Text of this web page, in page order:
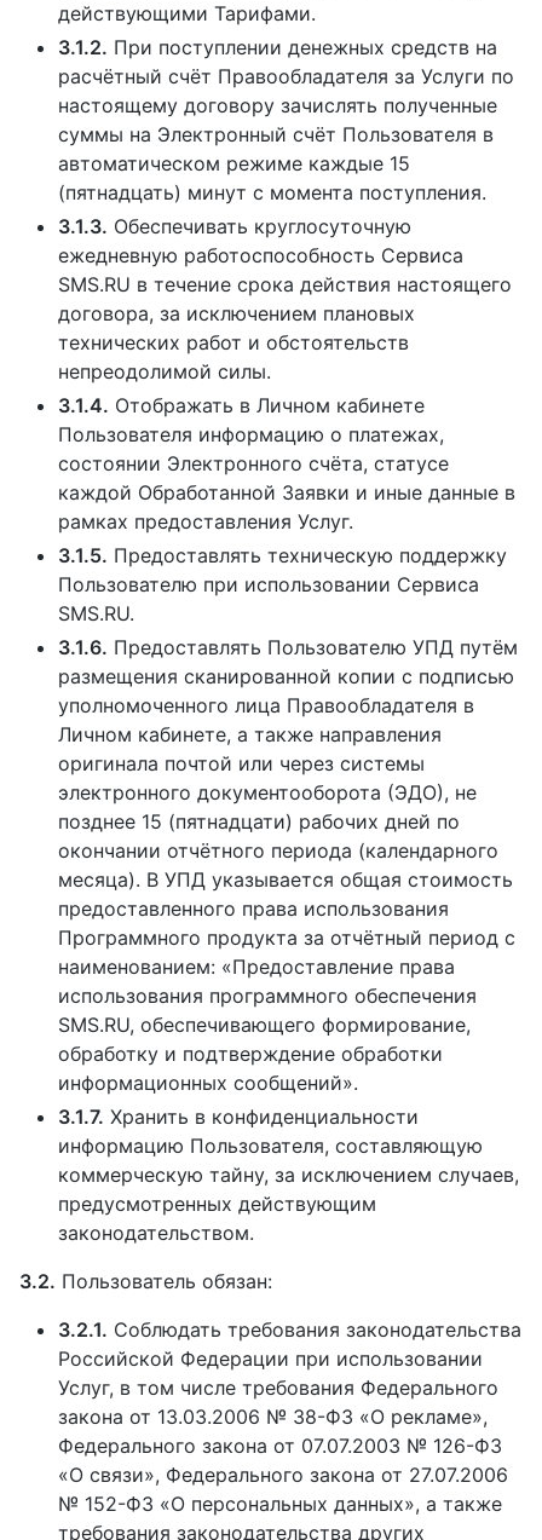
действующими Тарифами.
3.1.2. При поступлении денежных средств на
расчётный счёт Правообладателя за Услуги по
настоящему договору зачислять полученные
суммы на Электронный счёт Пользователя в
автоматическом режиме каждые 15
(пятнадцать) минут с момента поступления.
3.1.3. Обеспечивать круглосуточную
ежедневную работоспособность Сервиса
SMS.RU в течение срока действия настоящего
договора, за исключением плановых
технических работ и обстоятельств
непреодолимой силы.
3.1.4. Отображать в Личном кабинете
Пользователя информацию о платежах,
состоянии Электронного счёта, статусе
каждой Обработанной Заявки и иные данные в
рамках предоставления Услуг.
3.1.5. Предоставлять техническую поддержку
Пользователю при использовании Сервиса
SMS.RU.
3.1.6. Предоставлять Пользователю УПД путём
размещения сканированной копии с подписью
уполномоченного лица Правообладателя в
Личном кабинете, а также направления
оригинала почтой или через системы
электронного документооборота (ЭДО), не
позднее 15 (пятнадцати) рабочих дней по
окончании отчётного периода (календарного
месяца). В УПД указывается общая стоимость
предоставленного права использования
Программного продукта за отчётный период с
наименованием: «Предоставление права
использования программного обеспечения
SMS.RU, обеспечивающего формирование,
обработку и подтверждение обработки
информационных сообщений».
3.1.7. Хранить в конфиденциальности
информацию Пользователя, составляющую
коммерческую тайну, за исключением случаев,
предусмотренных действующим
законодательством.
3.2. Пользователь обязан:
3.2.1. Соблюдать требования законодательства
Российской Федерации при использовании
Услуг, в том числе требования Федерального
закона от 13.03.2006 № 38-ФЗ «О рекламе»,
Федерального закона от 07.07.2003 № 126-ФЗ
«О связи», Федерального закона от 27.07.2006
№ 152-ФЗ «О персональных данных», а также
требования законодательства других